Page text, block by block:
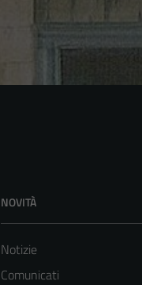
NOVITÀ
Notizie
Comunicati